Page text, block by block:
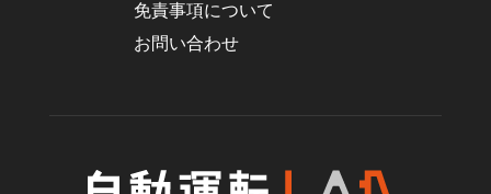
免責事項について
お問い合わせ